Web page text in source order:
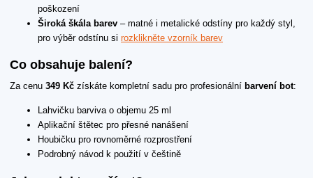
poškození
Široká škála barev – matné i metalické odstíny pro každý styl,
pro výběr odstínu si rozklikněte vzorník barev
Co obsahuje balení?
Za cenu 349 Kč získáte kompletní sadu pro profesionální barvení bot:
Lahvičku barviva o objemu 25 ml
Aplikační štětec pro přesné nanášení
Houbičku pro rovnoměrné rozprostření
Podrobný návod k použití v češtině